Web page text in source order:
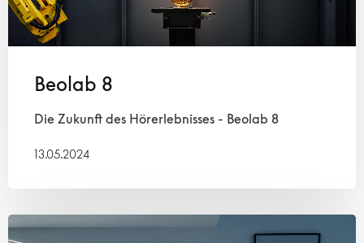
Beolab 8
Die Zukunft des Hörerlebnisses - Beolab 8
13.05.2024